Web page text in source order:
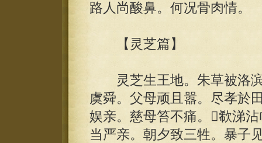
路人尚酸鼻。何况骨肉情。
【灵芝篇】
灵芝生王地。朱草被洛滨
虞舜。父母顽且嚣。尽孝於
娱亲。慈母笞不痛。欷涕
当严亲。朝夕致三牲。暴子